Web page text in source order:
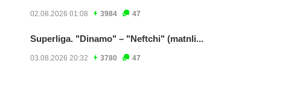
02.08.2026 01:08 3984 47
Superliga. "Dinamo" – "Neftchi" (matnli...
03.08.2026 20:32 3780 47